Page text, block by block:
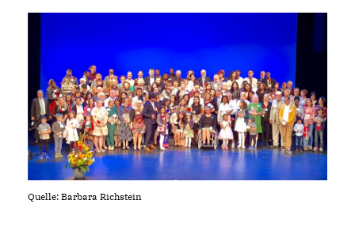
Quelle: Barbara Richstein